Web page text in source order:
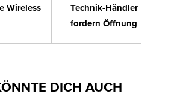
Wireless
Technik-Händler
fordern Öffnung
DICH AUCH